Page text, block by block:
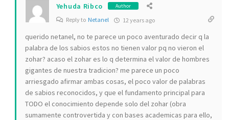
Yehuda Ribco Author
Reply to Netanel 12 years ago
querido netanel, no te parece un poco aventurado decir q la
palabra de los sabios estos no tienen valor pq no vieron el
zohar? acaso el zohar es lo q determina el valor de hombres
gigantes de nuestra tradicion? me parece un poco
arriesgado afirmar ambas cosas, el poco valor de palabras
de sabios reconocidos, y que el fundamento principal para
TODO el conocimiento depende solo del zohar (obra
sumamente controvertida y con bases academicas para ello,